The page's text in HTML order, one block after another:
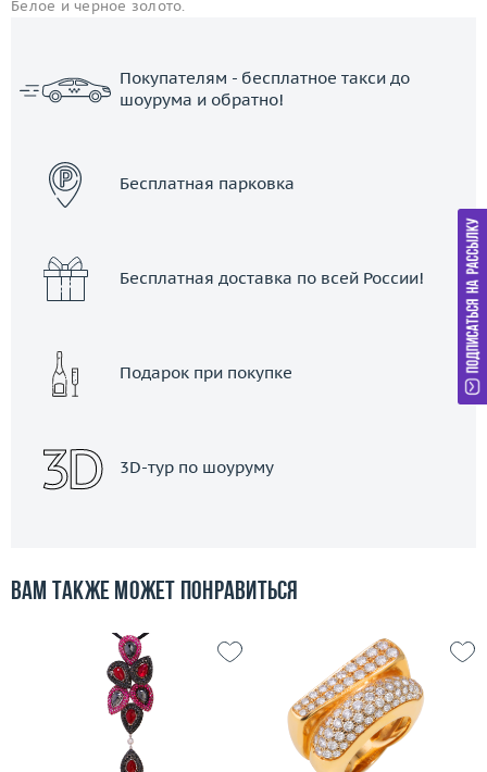
Белое и черное золото.
Покупателям - бесплатное такси до
шоурума и обратно!
Бесплатная парковка
Бесплатная доставка по всей России!
Подарок при покупке
3D-тур по шоуруму
Вам также может понравиться